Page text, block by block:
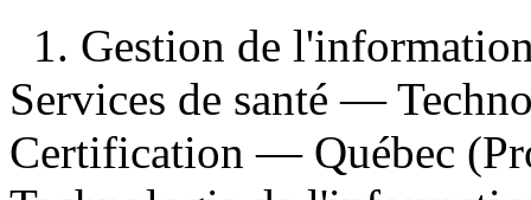
1. Gestion de
Services de santé —
Certification — Québec